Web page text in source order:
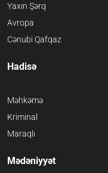
Yaxın Şərq
Avropa
Cənubi Qafqaz
Hadisə
Məhkəmə
Kriminal
Maraqlı
Mədəniyyət